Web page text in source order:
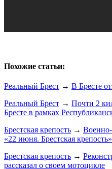
Похожие статьи:
Реальный Брест → В Бресте
Реальный Брест → Почти 2
Бресте в рамках
Брестская крепость → Военно-
«22 июня. Брестская
Брестская крепость →
рассказал о своем мотоцикле